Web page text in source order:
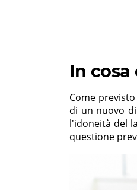
In
Come
di un nuovo
l'idoneità del
questione